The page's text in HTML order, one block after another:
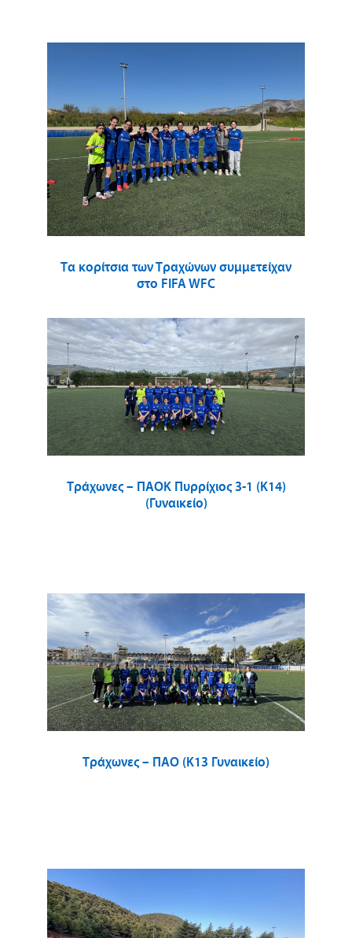
Τα κορίτσια των Τραχώνων συμμετείχαν
στο FIFA WFC
Τράχωνες – ΠΑΟΚ Πυρρίχιος 3-1 (Κ14)
(Γυναικείο)
Τράχωνες – ΠΑΟ (Κ13 Γυναικείο)